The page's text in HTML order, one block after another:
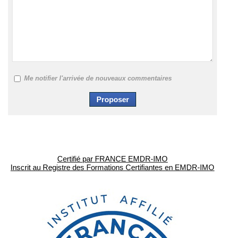
Me notifier l'arrivée de nouveaux commentaires
Certifié par FRANCE EMDR-IMO
Inscrit au Registre des Formations Certifiantes en EMDR-IMO